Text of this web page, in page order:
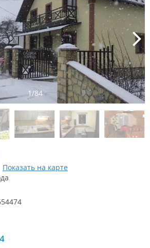
1/84
Показать на карте